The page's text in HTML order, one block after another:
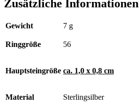
Zusätzliche Informationen
Gewicht 7 g
Ringgröße 56
Hauptsteingröße ca. 1,0 x 0,8 cm
Material Sterlingsilber